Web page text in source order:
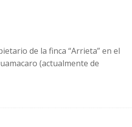
de la finca “Arrieta” en el
(actualmente de